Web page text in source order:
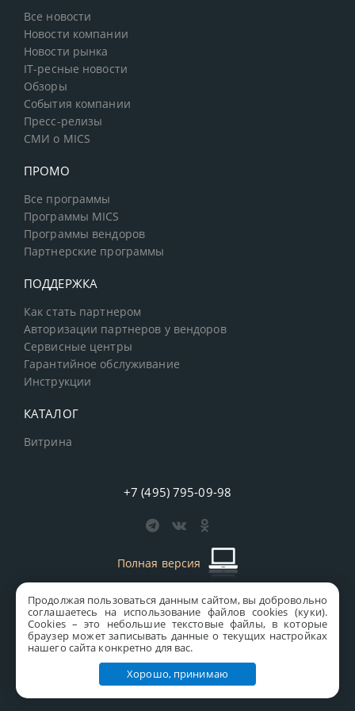
Продолжая пользоваться данным сайтом, вы добровольно
соглашаетесь на использование файлов cookies (куки).
Сookies – это небольшие текстовые файлы, в которые
браузер может записывать данные о текущих настройках
нашего сайта конкретно для вас.
Хорошо, принимаю
Все новости
Новости компании
Новости рынка
IT-ресные новости
Обзоры
События компании
Пресс-релизы
СМИ о MICS
ПРОМО
Все программы
Программы MICS
Программы вендоров
Партнерские программы
ПОДДЕРЖКА
Как стать партнером
Авторизации партнеров у вендоров
Сервисные центры
Гарантийное обслуживание
Инструкции
КАТАЛОГ
Витрина
+7 (495) 795-09-98
Полная версия
старая версия сайтаMICS
Все права защищены © 1997-2026 MICS Distribution Company
Правовая информация